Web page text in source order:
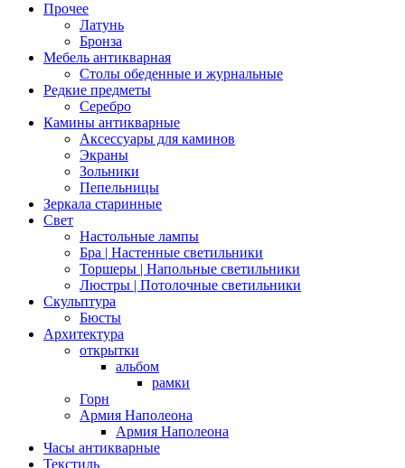
Прочее
Латунь
Бронза
Мебель антикварная
Столы обеденные и журнальные
Редкие предметы
Серебро
Камины антикварные
Аксессуары для каминов
Экраны
Зольники
Пепельницы
Зеркала старинные
Свет
Настольные лампы
Бра | Настенные светильники
Торшеры | Напольные светильники
Люстры | Потолочные светильники
Скульптура
Бюсты
Архитектура
открытки
альбом
рамки
Горн
Армия Наполеона
Армия Наполеона
Часы антикварные
Текстиль